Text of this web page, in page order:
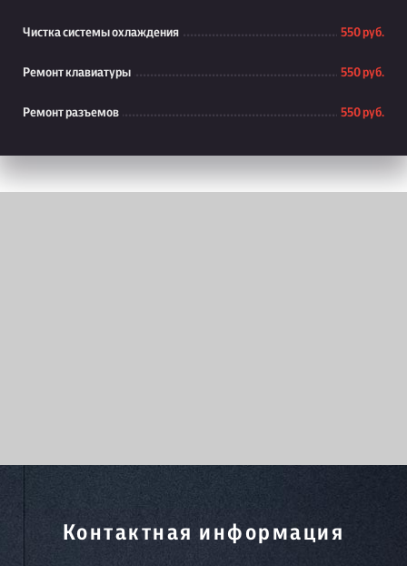
Чистка системы охлаждения 550 руб.
Ремонт клавиатуры 550 руб.
Ремонт разъемов 550 руб.
Контактная информация